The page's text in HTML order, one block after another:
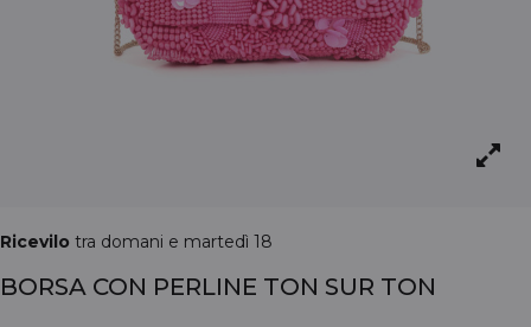
Ricevilo tra domani e martedì 18
BORSA CON PERLINE TON SUR TON